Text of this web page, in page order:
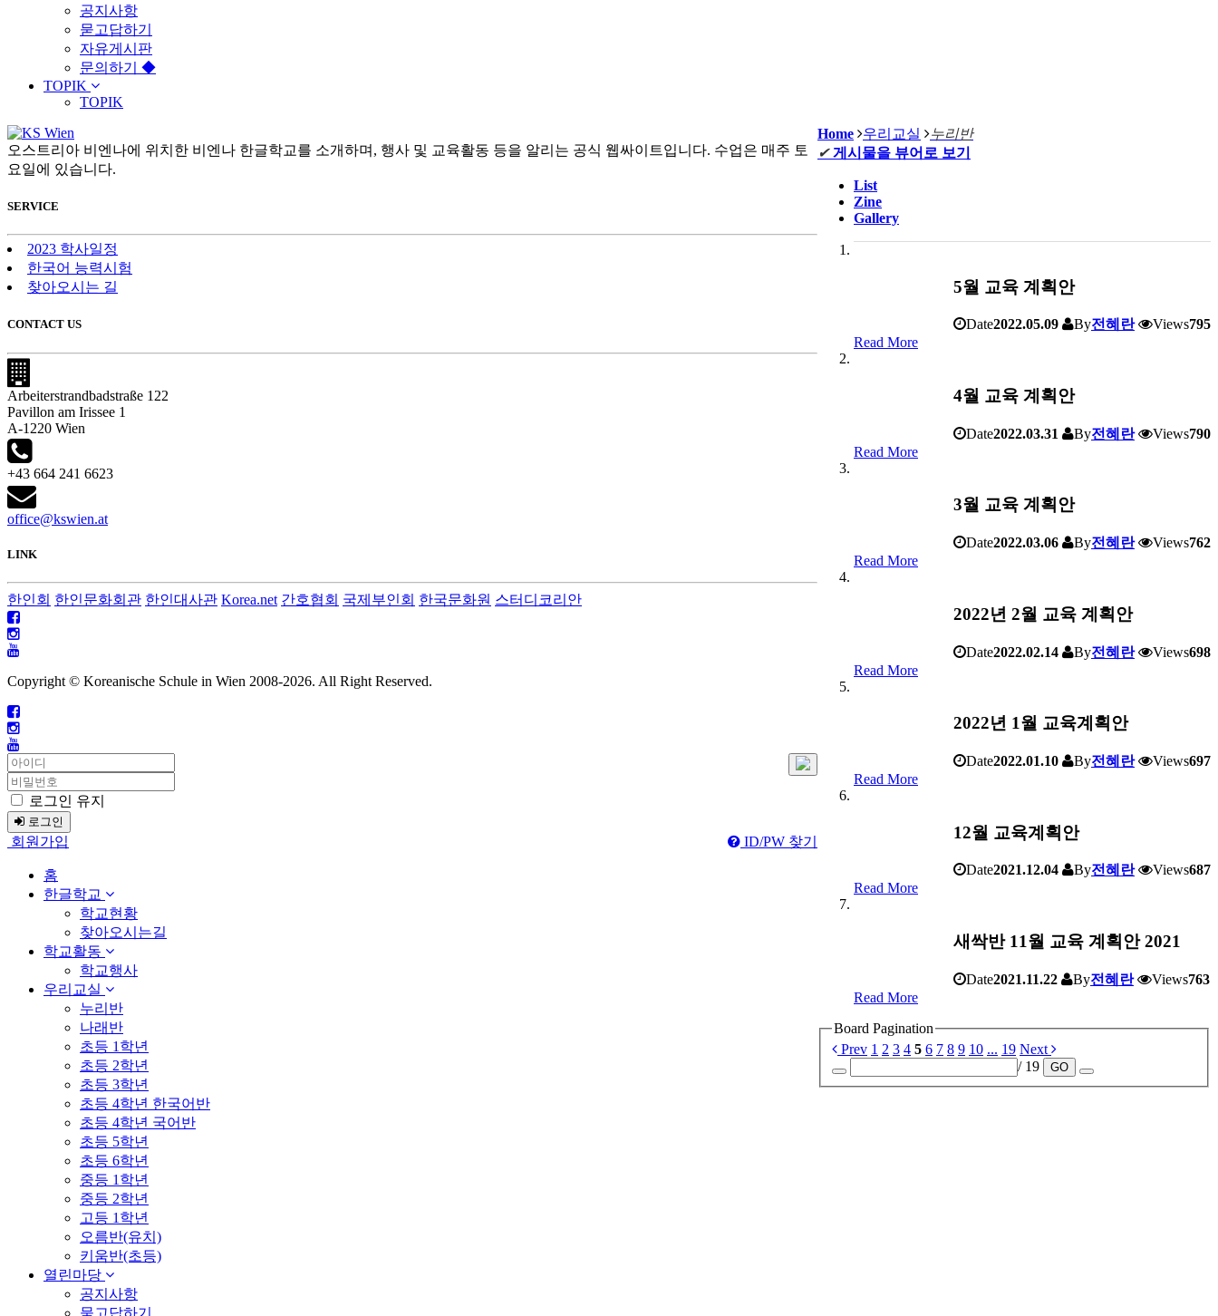
공지사항
묻고답하기
자유게시판
문의하기 ◆
TOPIK
TOPIK
Home 우리교실
누리반
✔ 게시물을 뷰어로 보기
List
Zine
Gallery
5월 교육 계획안
Date2022.05.09 By전혜란 Views795
Read More
4월 교육 계획안
Date2022.03.31 By전혜란 Views790
Read More
3월 교육 계획안
Date2022.03.06 By전혜란 Views762
Read More
2022년 2월 교육 계획안
Date2022.02.14 By전혜란 Views698
Read More
2022년 1월 교육계획안
Date2022.01.10 By전혜란 Views697
Read More
12월 교육계획안
Date2021.12.04 By전혜란 Views687
Read More
새싹반 11월 교육 계획안 2021
Date2021.11.22 By전혜란 Views763
Read More
Board Pagination
Prev 1 2 3 4 5 6 7 8 9 10 ... 19 Next
/ 19
GO
오스트리아 비엔나에 위치한 비엔나 한글학교를 소개하며, 행사 및 교육활동 등을 알리는 공식 웹싸이트입니다. 수업은 매주 토
요일에 있습니다.
SERVICE
2023 학사일정
한국어 능력시험
찾아오시는 길
CONTACT US
Arbeiterstrandbadstraße 122
Pavillon am Irissee 1
A-1220 Wien
+43 664 241 6623
office@kswien.at
LINK
한인회 한인문화회관 한인대사관 Korea.net 간호협회 국제부인회 한국문화원 스터디코리안
Copyright © Koreanische Schule in Wien 2008-2026. All Right Reserved.
로그인 유지
로그인
회원가입 ID/PW 찾기
홈
한글학교
학교현황
찾아오시는길
학교활동
학교행사
우리교실
누리반
나래반
초등 1학년
초등 2학년
초등 3학년
초등 4학년 한국어반
초등 4학년 국어반
초등 5학년
초등 6학년
중등 1학년
중등 2학년
고등 1학년
오름반(유치)
키움반(초등)
열린마당
공지사항
묻고답하기